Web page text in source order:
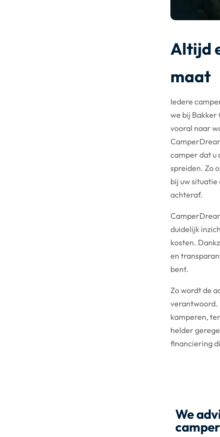
Altijd
maat
Iedere
we bij
vooral naar
camper dat u
spreiden. Zo
bij uw situatie
achteraf.
duidelijk
kosten.
en
bent.
Zo wordt de
verantwoord.
kamperen,
helder
financiering
We